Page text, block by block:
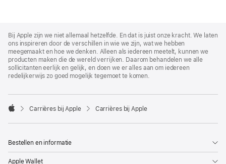
Footer
Bij Apple zijn we niet allemaal hetzelfde. En dat is juist onze kracht. We laten
ons inspireren door de verschillen in wie we zijn, wat we hebben
meegemaakt en hoe we denken. Alleen als iedereen meetelt, kunnen we
producten maken die de wereld verrijken. Daarom behandelen we alle
sollicitanten eerlijk en gelijk, en doen we er alles aan om iedereen
redelijkerwijs zo goed mogelijk tegemoet te komen.

Carrières bij Apple Carrières bij Apple
Bestellen en informatie
Apple Wallet